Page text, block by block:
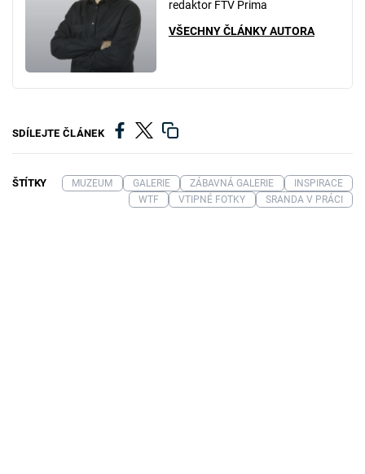
redaktor FTV Prima
VŠECHNY ČLÁNKY AUTORA
SDÍLEJTE ČLÁNEK
ŠTÍTKY MUZEUM GALERIE ZÁBAVNÁ GALERIE
INSPIRACE
WTF
VTIPNÉ FOTKY SRANDA V PRÁCI